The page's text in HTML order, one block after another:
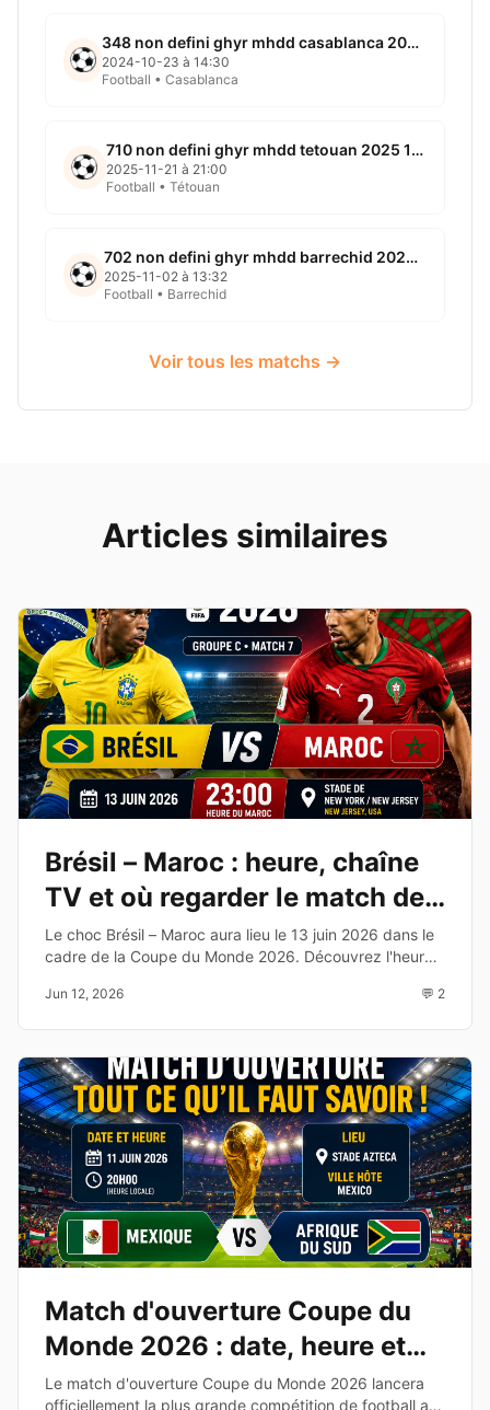
348 non defini ghyr mhdd casablanca 2024 10 23
2024-10-23 à 14:30
Football • Casablanca
710 non defini ghyr mhdd tetouan 2025 11 21
2025-11-21 à 21:00
Football • Tétouan
702 non defini ghyr mhdd barrechid 2025 11 02
2025-11-02 à 13:32
Football • Barrechid
Voir tous les matchs →
Articles similaires
Brésil – Maroc : heure, chaîne
TV et où regarder le match de
la Coupe du Monde 2026
Le choc Brésil – Maroc aura lieu le 13 juin 2026 dans le
cadre de la Coupe du Monde 2026. Découvrez l'heure,
de cette affiche du Groupe C.
Jun 12, 2026 💬 2
Match d'ouverture Coupe du
Monde 2026 : date, heure et
diffusion TV
Le match d'ouverture Coupe du Monde 2026 lancera
officiellement la plus grande compétition de football au